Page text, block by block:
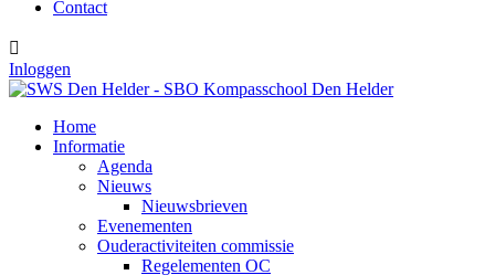
Contact

Inloggen
Home
Informatie
Agenda
Nieuws
Nieuwsbrieven
Evenementen
Ouderactiviteiten commissie
Regelementen OC